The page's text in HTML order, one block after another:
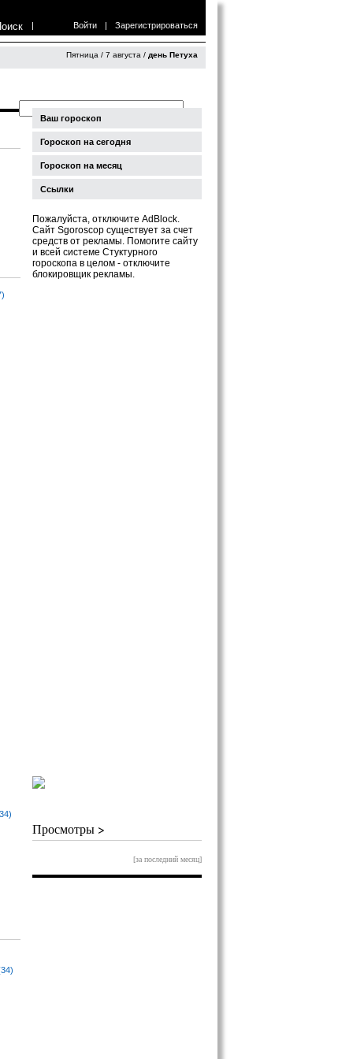
| Войти | Зарегистрироваться
Пятница / 7 августа / день Петуха
Ваш гороскоп
Гороскоп на сегодня
Гороскоп на месяц
Ссылки
Пожалуйста, отключите AdBlock.
Сайт Sgoroscop существует за счет
средств от рекламы. Помогите сайту
и всей системе Стуктурного
гороскопа в целом - отключите
блокировщик рекламы.
Просмотры >
[за последний месяц]